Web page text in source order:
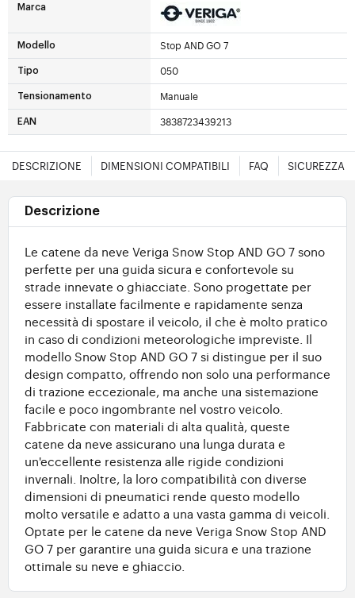
Marca
Modello Stop AND GO 7
Tipo 050
Tensionamento Manuale
EAN 3838723439213
DESCRIZIONE DIMENSIONI COMPATIBILI FAQ SICUREZZA
Descrizione
Le catene da neve Veriga Snow Stop AND GO 7 sono
perfette per una guida sicura e confortevole su
strade innevate o ghiacciate. Sono progettate per
essere installate facilmente e rapidamente senza
necessità di spostare il veicolo, il che è molto pratico
in caso di condizioni meteorologiche impreviste. Il
modello Snow Stop AND GO 7 si distingue per il suo
design compatto, offrendo non solo una performance
di trazione eccezionale, ma anche una sistemazione
facile e poco ingombrante nel vostro veicolo.
Fabbricate con materiali di alta qualità, queste
catene da neve assicurano una lunga durata e
un'eccellente resistenza alle rigide condizioni
invernali. Inoltre, la loro compatibilità con diverse
dimensioni di pneumatici rende questo modello
molto versatile e adatto a una vasta gamma di veicoli.
Optate per le catene da neve Veriga Snow Stop AND
GO 7 per garantire una guida sicura e una trazione
ottimale su neve e ghiaccio.